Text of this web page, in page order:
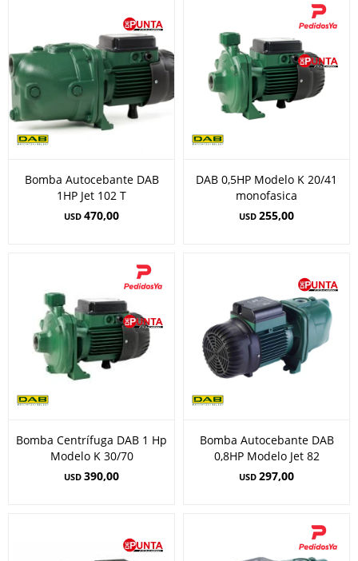
Bomba Autocebante DAB
1HP Jet 102 T
USD 470,00
DAB 0,5HP Modelo K 20/41
monofasica
USD 255,00
Bomba Centrífuga DAB 1 Hp
Modelo K 30/70
USD 390,00
Bomba Autocebante DAB
0,8HP Modelo Jet 82
USD 297,00